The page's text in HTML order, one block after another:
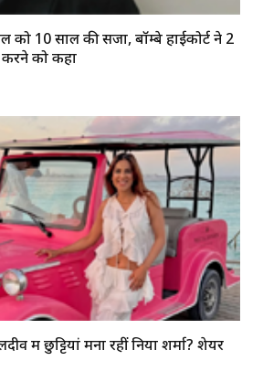
10 साल की सजा, बॉम्बे हाईकोर्ट ने 2
को कहा
में छुट्टियां मना रहीं निया शर्मा? शेयर